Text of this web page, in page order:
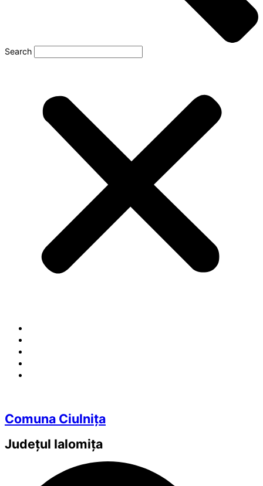
Search
Comuna Ciulnița
Județul Ialomița